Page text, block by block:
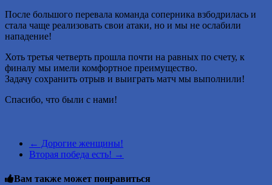
После большого перевала команда соперника взбодрилась и
стала чаще реализовать свои атаки, но и мы не ослабили
нападение!
Хоть третья четверть прошла почти на равных по счету, к
финалу мы имели комфортное преимущество.
Задачу сохранить отрыв и выиграть матч мы выполнили!
Спасибо, что были с нами!
← Дорогие женщины!
Вторая победа есть! →
Вам также может понравиться